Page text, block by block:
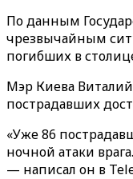
По данным
чрезвычайным
погибших в
Мэр Киева
пострадавших
«Уже 86
ночной атаки
— написал он в